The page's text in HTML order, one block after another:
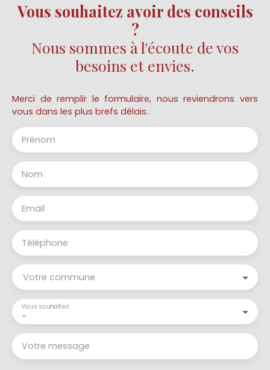
Vous souhaitez avoir des conseils
?
Nous sommes à l'écoute de vos
besoins et envies.
Merci de remplir le formulaire, nous reviendrons vers
vous dans les plus brefs délais.
Prénom
Nom
Email
Téléphone
Votre commune
-
Vous souhaitez
Votre message